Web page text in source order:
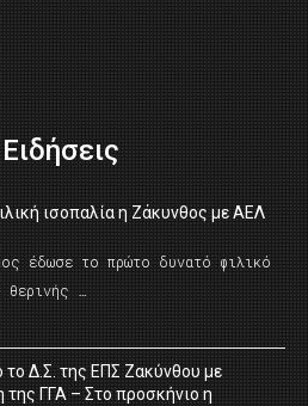
ισοπαλία η Ζάκυνθος με ΑΕΛ
έδωσε το πρώτο δυνατό φιλικό
θερινής …
Δ.Σ. της ΕΠΣ Ζακύνθου με
ΓΓΑ – Στο προσκήνιο η